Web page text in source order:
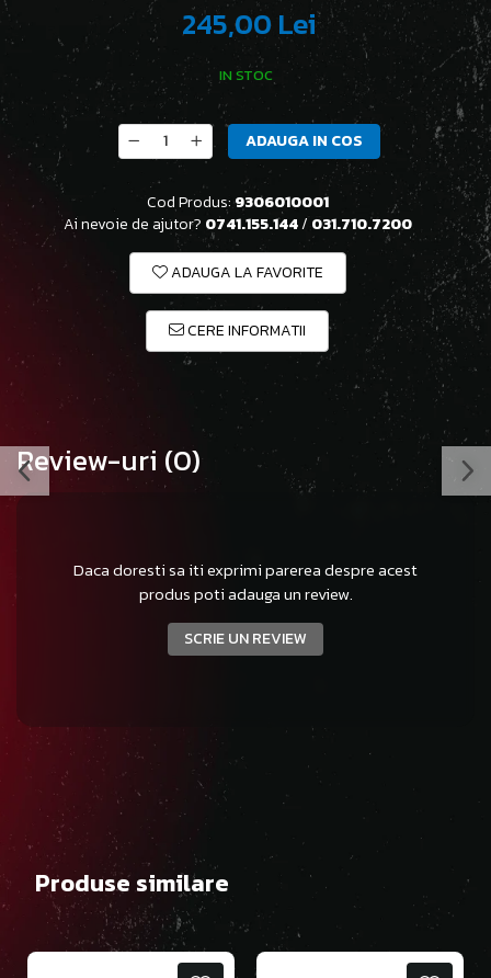
245,00 Lei
IN STOC
ADAUGA IN COS
Cod Produs:9306010001
Ai nevoie de ajutor? 0741.155.144/ 031.710.7200
ADAUGA LA FAVORITE
CERE INFORMATII
Review-uri (0)
Daca doresti sa iti exprimi parerea despre acest
produs poti adauga un review.
SCRIE UN REVIEW
Produse similare